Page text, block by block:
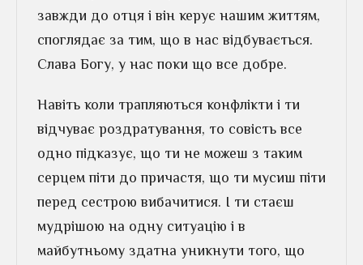
завжди до отця і він керує нашим життям,
споглядає за тим, що в нас відбувається.
Слава Богу, у нас поки що все добре.
Навіть коли трапляються конфлікти і ти
відчуває роздратування, то совість все
одно підказує, що ти не можеш з таким
серцем піти до причастя, що ти мусиш піти
перед сестрою вибачитися. І ти стаєш
мудрішою на одну ситуацію і в
майбутньому здатна уникнути того, що